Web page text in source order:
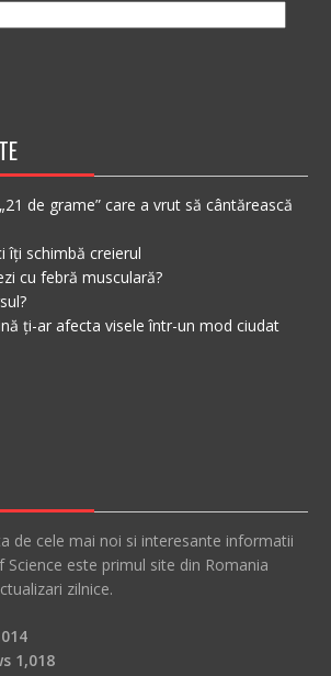
de grame” care a vrut să cântărească
îți schimbă creierul
cu febră musculară?
ți-ar afecta visele într-un mod ciudat
de cele mai noi si interesante informatii
Science este primul site din Romania
zilnice.
1,018